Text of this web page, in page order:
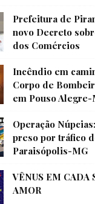
Prefeitura de
novo Decreto
dos Comércios
Incêndio em
Corpo de
em Pouso Alegre-
Operação
preso por tráfico
Paraisópolis-MG
VÊNUS EM CADA
AMOR